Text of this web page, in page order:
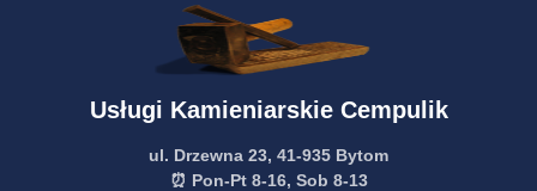
Usługi Kamieniarskie Cempulik
ul. Drzewna 23, 41-935 Bytom
⏰ Pon-Pt 8-16, Sob 8-13